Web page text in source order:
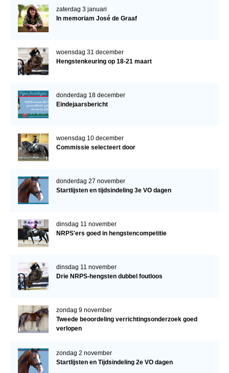
zaterdag 3 januari
In memoriam José de Graaf
woensdag 31 december
Hengstenkeuring op 18-21 maart
donderdag 18 december
Eindejaarsbericht
woensdag 10 december
Commissie selecteert door
donderdag 27 november
Startlijsten en tijdsindeling 3e VO dagen
dinsdag 11 november
NRPS'ers goed in hengstencompetitie
dinsdag 11 november
Drie NRPS-hengsten dubbel foutloos
zondag 9 november
Tweede beoordeling verrichtingsonderzoek goed
verlopen
zondag 2 november
Startlijsten en Tijdsindeling 2e VO dagen